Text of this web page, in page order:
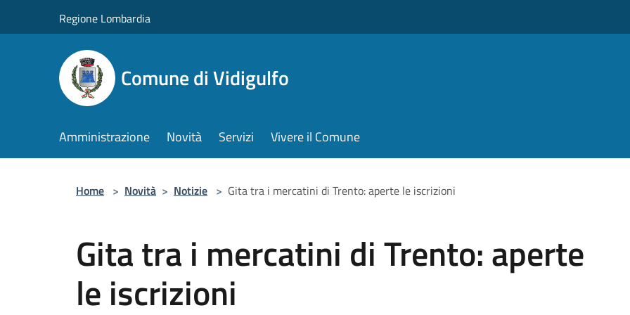
Regione Lombardia
Comune di Vidigulfo
Amministrazione Novità Servizi Vivere il Comune
Home > Novità > Notizie > Gita tra i mercatini di Trento: aperte le iscrizioni
Gita tra i mercatini di Trento: aperte
le iscrizioni